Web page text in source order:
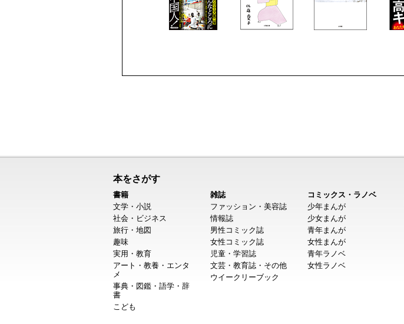
本をさがす
書籍
文学・小説
社会・ビジネス
旅行・地図
趣味
実用・教育
アート・教養・エンタ
メ
事典・図鑑・語学・辞
書
こども
雑誌
ファッション・美容誌
情報誌
男性コミック誌
女性コミック誌
児童・学習誌
文芸・教育誌・その他
ウイークリーブック
コミックス・ラノベ
少年まんが
少女まんが
青年まんが
女性まんが
青年ラノベ
女性ラノベ